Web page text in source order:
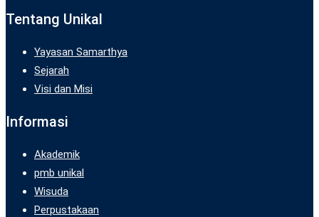
Tentang Unikal
Yayasan Samarthya
Sejarah
Visi dan Misi
Informasi
Akademik
pmb unikal
Wisuda
Perpustakaan